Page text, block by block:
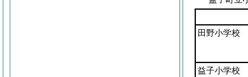
田野小学校
益子小学校